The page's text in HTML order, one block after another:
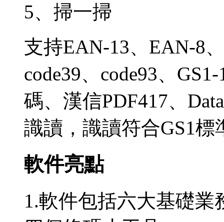
5、掃一掃
支持EAN-13、EAN-8
code39、code93、
碼、漢信PDF417、
識讀，識讀符合GS1
軟件亮點
1.軟件包括六大基礎